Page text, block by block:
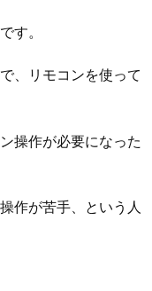
す。
、リモコンを使って
操作が必要になった
作が苦手、という人